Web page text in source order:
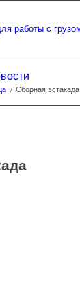
/ Сборная эстакада